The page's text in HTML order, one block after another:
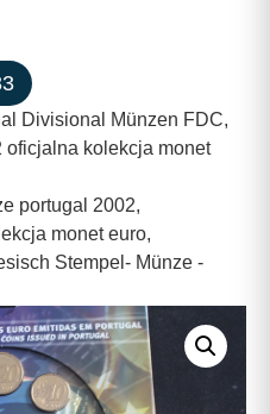
Divisional Münzen FDC,
oficjalna kolekcja monet
portugal 2002,
monet euro,
Stempel- Münze -